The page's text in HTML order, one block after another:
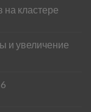
кластере
и увеличение